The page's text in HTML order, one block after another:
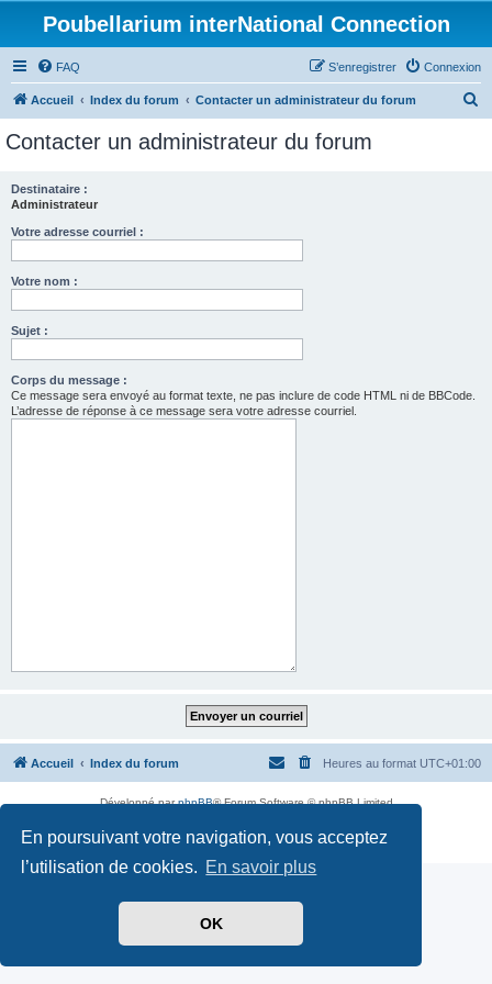
En poursuivant votre navigation, vous acceptez
l’utilisation de cookies. En savoir plus
OK
Poubellarium interNational Connection
FAQ Connexion
S’enregistrer
Accueil Index du forum Contacter un administrateur du forum
Contacter un administrateur du forum
Destinataire :
Administrateur
Votre adresse courriel :
Votre nom :
Sujet :
Corps du message :
Ce message sera envoyé au format texte, ne pas inclure de code HTML ni de BBCode.
L’adresse de réponse à ce message sera votre adresse courriel.
Accueil Index du forum Heures au format UTC+01:00
Développé parphpBB® Forum Software © phpBB Limited
Confidentialité| Conditions